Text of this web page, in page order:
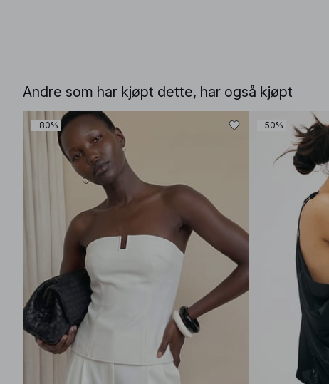
Andre som har kjøpt dette, har også kjøpt
−80% −50%